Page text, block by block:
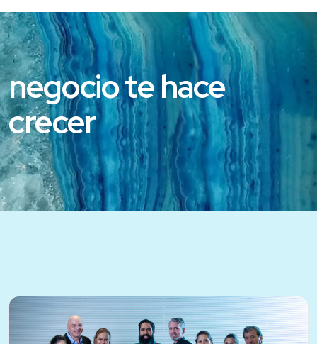
negocio te hace
crecer